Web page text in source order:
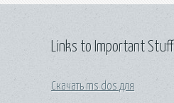
Links to Important Stuff
Скачать ms dos для